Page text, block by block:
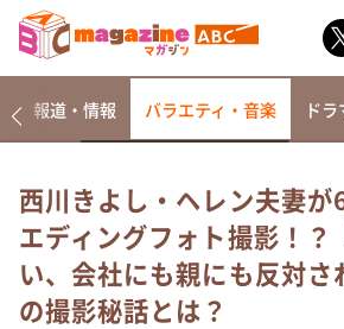
なるみ・岡村の過ぎるTV
相席食堂
これ余談なんですけど・・・
報道・情報 バラエティ・音楽 ド
西川きよし・ヘレン夫妻
エディングフォト撮影！？
い、会社にも親にも反対さ
の撮影秘話とは？